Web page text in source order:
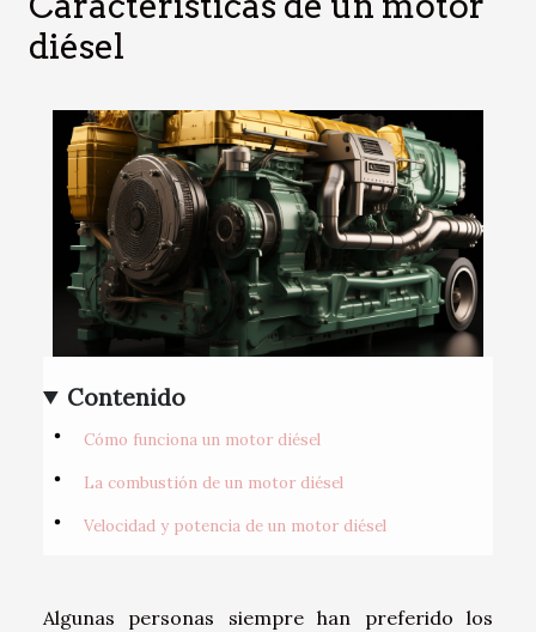
diésel
Contenido
Cómo funciona un motor diésel
La combustión de un motor diésel
Velocidad y potencia de un motor diésel
Algunas personas siempre han preferido los